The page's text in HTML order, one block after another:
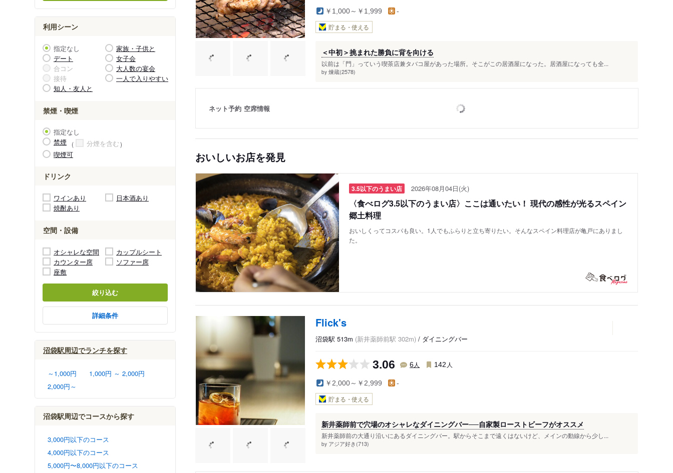
利用シーン
指定なし
家族・子供と
デート
女子会
合コン
大人数の宴会
接待
一人で入りやすい
知人・友人と
禁煙・喫煙
指定なし
禁煙
分煙を含む
喫煙可
ドリンク
ワインあり
日本酒あり
焼酎あり
空間・設備
オシャレな空間
カップルシート
カウンター席
ソファー席
座敷
絞り込む
詳細条件
沼袋駅周辺でランチを探す
～1,000円
1,000円 ～ 2,000円
2,000円～
沼袋駅周辺でコースから探す
3,000円以下のコース
4,000円以下のコース
5,000円〜8,000円以下のコース
￥1,000～￥1,999 -
貯まる・使える
＜中初＞挑まれた勝負に背を向ける
以前は「門」っていう喫茶店兼タバコ屋があった場所。そこがこの居酒屋になった。居酒屋になっても全...
by 煉蔵(2578)
ネット予約 空席情報
おいしいお店を発見
3.5以下のうまい店 2026年08月04日(火)
〈食べログ3.5以下のうまい店〉ここは通いたい！ 現代の感性が光るスペイン
郷土料理
おいしくってコスパも良い。1人でもふらりと立ち寄りたい。そんなスペイン料理店が亀戸にありまし
た。
Flick's
沼袋駅 513m (新井薬師前駅 302m) / ダイニングバー
3.06 6人 142 人
￥2,000～￥2,999 -
貯まる・使える
新井薬師前で穴場のオシャレなダイニングバー──自家製ローストビーフがオススメ
新井薬師前の大通り沿いにあるダイニングバー。駅からそこまで遠くはないけど、メインの動線から少し...
by アジア好き(713)